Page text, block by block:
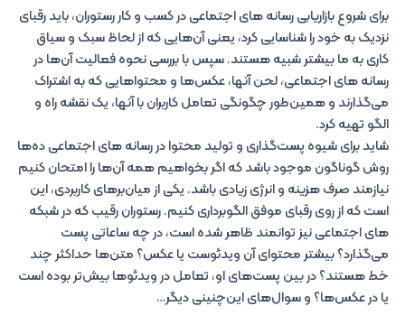
برای شروع بازاریابی رسانه های اجتماعی در کسب و کار رستوران، باید رقبای
نزدیک به خود را شناسایی کرد، یعنی آن‌هایی که از لحاظ سبک و سیاق
کاری به ما بیشتر شبیه هستند. سپس با بررسی نحوه فعالیت آن‌ها در
رسانه های اجتماعی، لحن آنها، عکس‌ها و محتواهایی که به اشتراک
می‌گذارند و همین‌طور چگونگی تعامل کاربران با آنها، یک نقشه راه و
الگو تهیه کرد.
شاید برای شیوه پست‌گذاری و تولید محتوا در رسانه های اجتماعی ده‌ها
روش گوناگون موجود باشد که اگر بخواهیم همه آن‌ها را امتحان کنیم
نیازمند صرف هزینه و انرژی زیادی باشد. یکی از میان‌برهای کاربردی، این
است که از روی رقبای موفق الگوبرداری کنیم. رستوران رقیب که در شبکه
های اجتماعی نیز توانمند ظاهر شده است، در چه ساعاتی پست
می‌گذارد؟ بیشتر محتوای آن ویدئوست یا عکس؟ متن‌ها حداکثر چند
خط هستند؟ در بین پست‌های او، تعامل در ویدئوها بیش‌تر بوده است
یا در عکس‌ها؟ و سوال‌های این‌چنینی دیگر…